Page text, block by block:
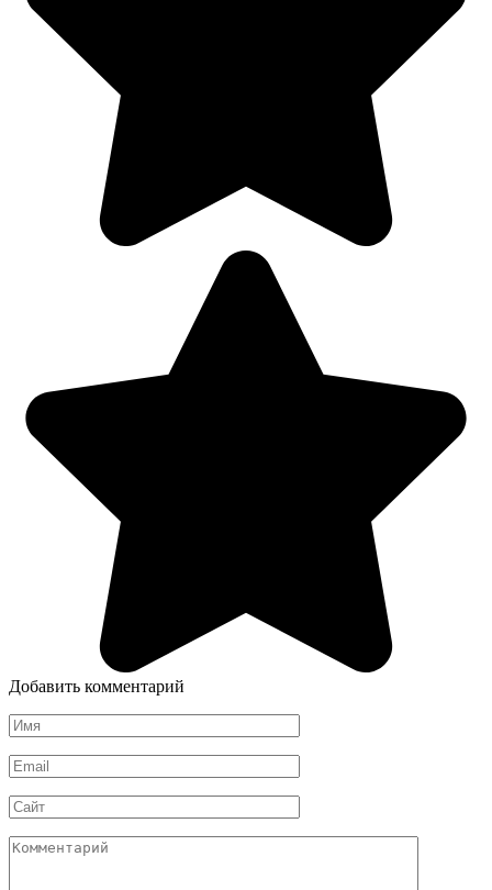
Добавить комментарий
Имя
*
Email
*
Сайт
Комментарий